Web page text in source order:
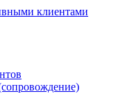
клиентами